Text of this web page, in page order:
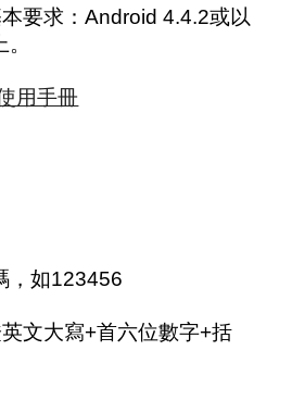
要求：Android 4.4.2或以
用手冊
，如123456
文大寫+首六位數字+括